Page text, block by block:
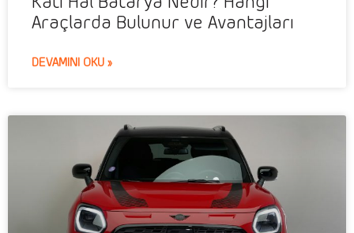
Araçlarda Bulunur ve Avantajları
DEVAMINI OKU »